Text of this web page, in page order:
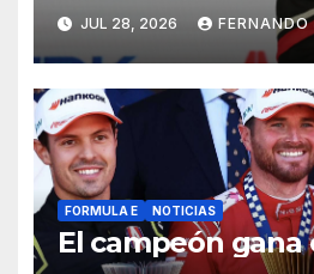
JUL 28, 2026
FORMULA E NOTICIAS
El campeón gana